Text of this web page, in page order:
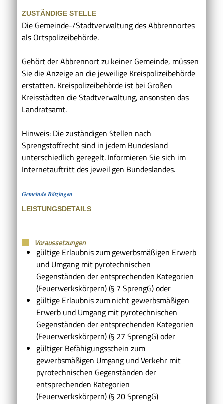
ZUSTÄNDIGE STELLE
Die Gemeinde-/Stadtverwaltung des Abbrennortes
als Ortspolizeibehörde.
Gehört der Abbrennort zu keiner Gemeinde, müssen
Sie die Anzeige an die jeweilige Kreispolizeibehörde
erstatten. Kreispolizeibehörde ist bei Großen
Kreisstädten die Stadtverwaltung, ansonsten das
Landratsamt.
Hinweis: Die zuständigen Stellen nach
Sprengstoffrecht sind in jedem Bundesland
unterschiedlich geregelt. Informieren Sie sich im
Internetauftritt des jeweiligen Bundeslandes.
Gemeinde Bötzingen
LEISTUNGSDETAILS
Voraussetzungen
gültige Erlaubnis zum gewerbsmäßigen Erwerb
und Umgang mit pyrotechnischen
Gegenständen der entsprechenden Kategorien
(Feuerwerkskörpern) (§ 7 SprengG) oder
gültige Erlaubnis zum nicht gewerbsmäßigen
Erwerb und Umgang mit pyrotechnischen
Gegenständen der entsprechenden Kategorien
(Feuerwerkskörpern) (§ 27 SprengG) oder
gültiger Befähigungsschein zum
gewerbsmäßigen Umgang und Verkehr mit
pyrotechnischen Gegenständen der
entsprechenden Kategorien
(Feuerwerkskörpern) (§ 20 SprengG)